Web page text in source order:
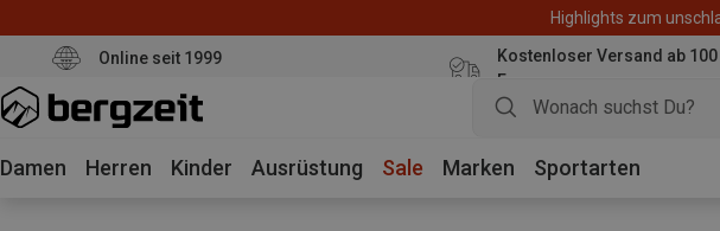
Highlights zum
Online seit 1999
Kostenloser Versand ab 100
Euro
Damen Herren Kinder Ausrüstung Sale Marken Sportarten